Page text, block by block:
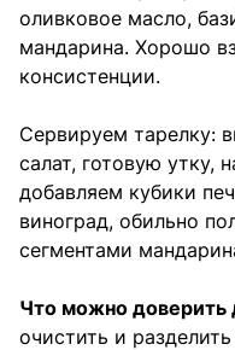
оливковое масло,
мандарина. Хорошо
консистенции.
Сервируем тарелку:
салат, готовую утку,
добавляем кубики
виноград, обильно
сегментами
Что можно доверить
очистить и